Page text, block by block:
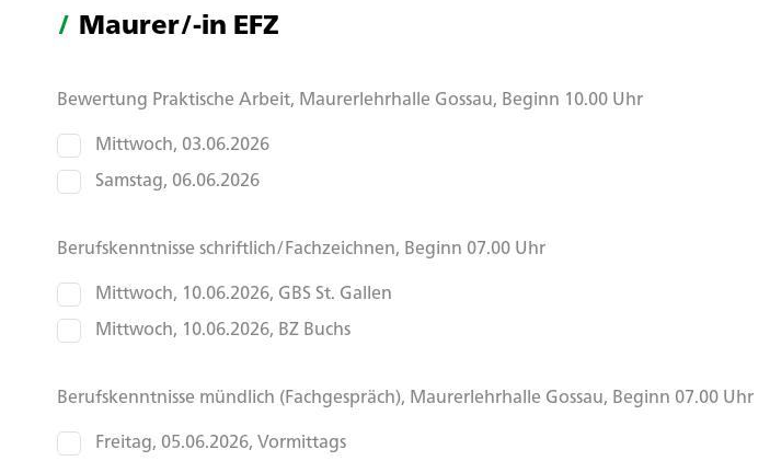
Maurer/-in EFZ
Bewertung Praktische Arbeit, Maurerlehrhalle Gossau, Beginn 10.00 Uhr
Mittwoch, 03.06.2026
Samstag, 06.06.2026
Berufskenntnisse schriftlich/Fachzeichnen, Beginn 07.00 Uhr
Mittwoch, 10.06.2026, GBS St. Gallen
Mittwoch, 10.06.2026, BZ Buchs
Berufskenntnisse mündlich (Fachgespräch), Maurerlehrhalle Gossau, Beginn 07.00 Uhr
Freitag, 05.06.2026, Vormittags